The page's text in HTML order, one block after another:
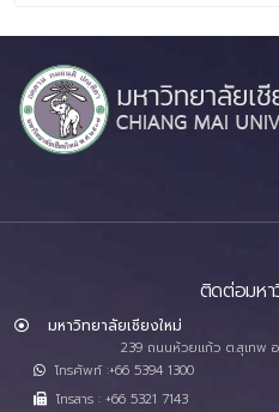
ติดต่อมห
มหาวิทยาลัยเชียงใหม่
239 ถนนห้วยแก้ว ต.สุเทพ อ
โทรศัพท์ :+66 5394 1300
โทรสาร : +66 5321 7143